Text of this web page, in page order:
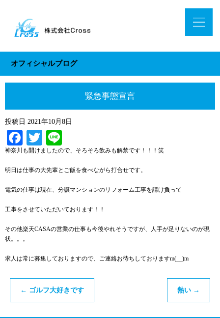
オフィシャルブログ
緊急事態宣言
投稿日 2021年10月8日
Facebook
Twitter
神奈川も開けましたので、そろそろ飲みも解禁です！！！笑
明日は仕事の大先輩とご飯を食べながら打合せです。
電気の仕事は現在、分譲マンションのリフォーム工事を請け負って
工事をさせていただいております！！
その他楽天CASAの営業の仕事も今後やれそうですが、人手が足りないのが現
状。。。
求人は常に募集しておりますので、ご連絡お待ちしておりますm(__)m
← ゴルフ大好きです 熱い →